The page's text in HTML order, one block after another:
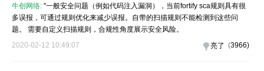
牛创网络: "一般安全问题（例如代码注入漏洞），当前fortify sca规则具有很
多误报，可通过规则优化来减少误报。自带的扫描规则不能检测到这些问
题。 需要自定义扫描规则，合规性角度展示安全风险。
2020-02-12 10:49:07
)
3966
(
亮了